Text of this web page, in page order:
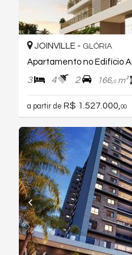
JOINVILLE - GLÓRIA
Apartamento no Edifício
3 4 2 166,0m²
a partir de R$ 1.527.000, 00